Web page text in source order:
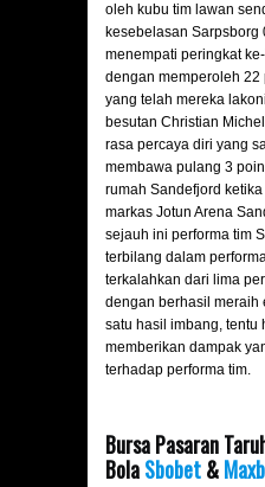
oleh kubu tim lawan
kesebelasan Sarpsborg
menempati peringkat
dengan memperoleh
yang telah mereka
besutan Christian
rasa percaya diri yang
membawa pulang 3
rumah Sandefjord
markas Jotun Arena
sejauh ini performa tim
terbilang dalam
terkalahkan dari lima
dengan berhasil meraih
satu hasil imbang, tentu
memberikan dampak
terhadap performa tim.
Bursa Pasaran
BolaSbobet&